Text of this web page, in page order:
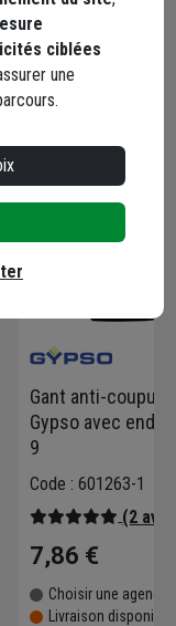
Gant anti-
Gypso avec
9
Code : 601263-1
(2
7,86 €
Choisir une agence
Livraison
ciblées
une